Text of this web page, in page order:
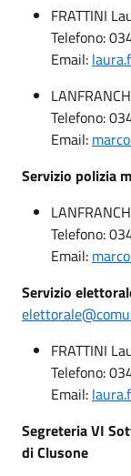
FRATTINI
Telefono:
Email:
Telefono:
Email:
Servizio polizia
Telefono:
Email:
Servizio
FRATTINI
Telefono:
Email:
Segreteria VI
di Clusone